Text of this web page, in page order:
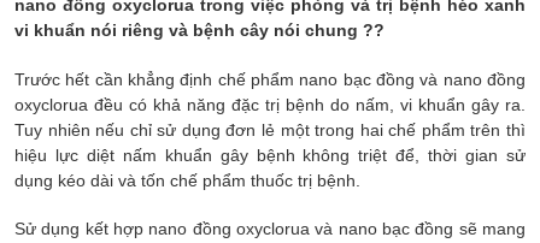
nano đồng oxyclorua trong việc phòng và trị bệnh héo xanh
vi khuẩn nói riêng và bệnh cây nói chung ??
Trước hết cần khẳng định chế phẩm nano bạc đồng và nano đồng
oxyclorua đều có khả năng đặc trị bệnh do nấm, vi khuẩn gây ra.
Tuy nhiên nếu chỉ sử dụng đơn lẻ một trong hai chế phẩm trên thì
hiệu lực diệt nấm khuẩn gây bệnh không triệt để, thời gian sử
dụng kéo dài và tốn chế phẩm thuốc trị bệnh.
Sử dụng kết hợp nano đồng oxyclorua và nano bạc đồng sẽ mang